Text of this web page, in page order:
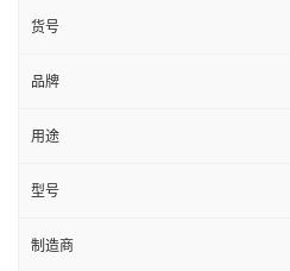
货号
品牌
用途
型号
制造商